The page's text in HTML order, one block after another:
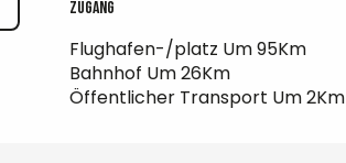
Zugang
Zugang
Flughafen-/platz Um 95Km
Bahnhof Um 26Km
Öffentlicher Transport Um 2Km